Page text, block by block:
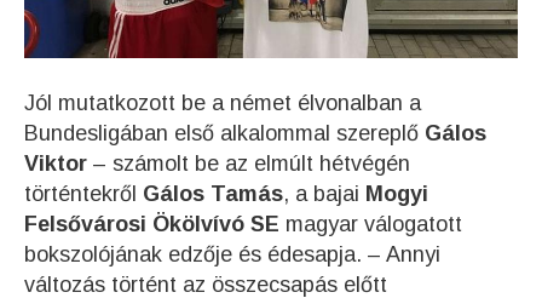
Jól mutatkozott be a német élvonalban a
Bundesligában első alkalommal szereplő Gálos
Viktor – számolt be az elmúlt hétvégén
történtekről Gálos Tamás, a bajai Mogyi
Felsővárosi Ökölvívó SE magyar válogatott
bokszolójának edzője és édesapja. – Annyi
változás történt az összecsapás előtt